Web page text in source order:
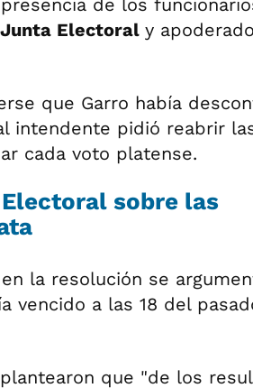
de los
Junta Electoral y
que Garro había
intendente pidió reabrir
cada voto platense.
sobre las
la resolución se
vencido a las 18 del
que "de los